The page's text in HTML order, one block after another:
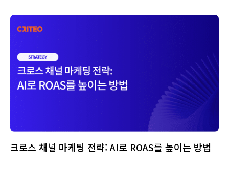
크로스 채널 마케팅 전략: AI로 ROAS를 높이는 방법